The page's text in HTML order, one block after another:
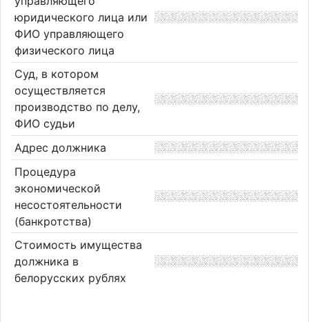
юридического лица или
ФИО управляющего
физического лица
Суд, в котором
осуществляется
производство по делу,
ФИО судьи
Адрес должника
Процедура
экономической
несостоятельности
(банкротства)
Стоимость имущества
должника в
белорусских рублях